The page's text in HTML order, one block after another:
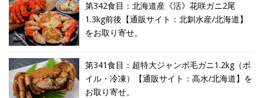
第342食目：北海道産《活》花咲ガニ2尾
1.3kg前後【通販サイト：北釧水産/北海道】
をお取り寄せ。
第341食目：超特大ジャンボ毛ガニ1.2kg（ボ
イル・冷凍）【通販サイト：高水/北海道】を
お取り寄せ。